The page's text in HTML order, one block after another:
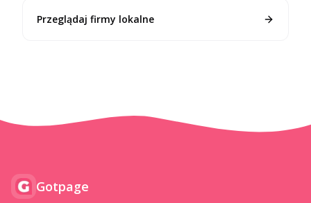
Przeglądaj firmy lokalne
Gotpage